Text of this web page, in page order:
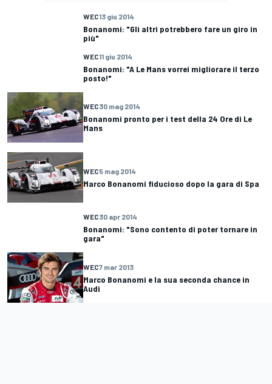
WEC13 giu 2014
Bonanomi: "Gli altri potrebbero fare un giro in
più"
WEC11 giu 2014
Bonanomi: "A Le Mans vorrei migliorare il terzo
posto!"
WEC30 mag 2014
Bonanomi pronto per i test della 24 Ore di Le
Mans
WEC5 mag 2014
Marco Bonanomi fiducioso dopo la gara di Spa
WEC30 apr 2014
Bonanomi: "Sono contento di poter tornare in
gara"
WEC7 mar 2013
Marco Bonanomi e la sua seconda chance in
Audi